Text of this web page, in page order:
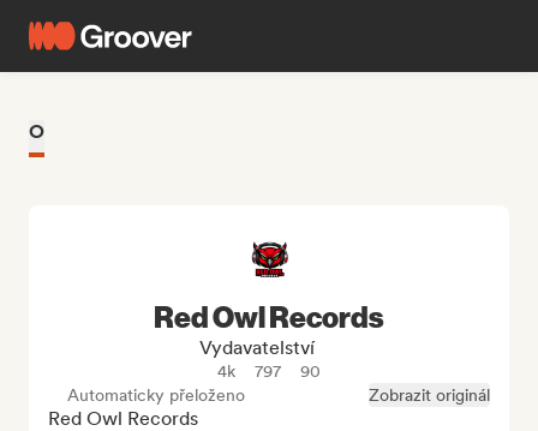
O
Red Owl Records
Vydavatelství
4k 797
90
Automaticky přeloženo
Zobrazit originál
Red Owl Records